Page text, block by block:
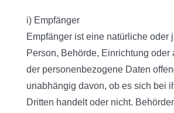
i) Empfänger
Empfänger ist eine natürliche oder
Person, Behörde, Einrichtung oder
der personenbezogene Daten
unabhängig davon, ob es sich bei
Dritten handelt oder nicht.